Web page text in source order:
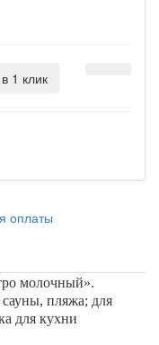
1 клик
оплаты
молочный».
сауны, пляжа; для
для кухни